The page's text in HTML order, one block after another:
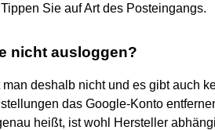
Sie auf Art des Posteingangs.
nicht ausloggen?
deshalb nicht und es gibt auch
das Google-Konto
heißt, ist wohl Hersteller